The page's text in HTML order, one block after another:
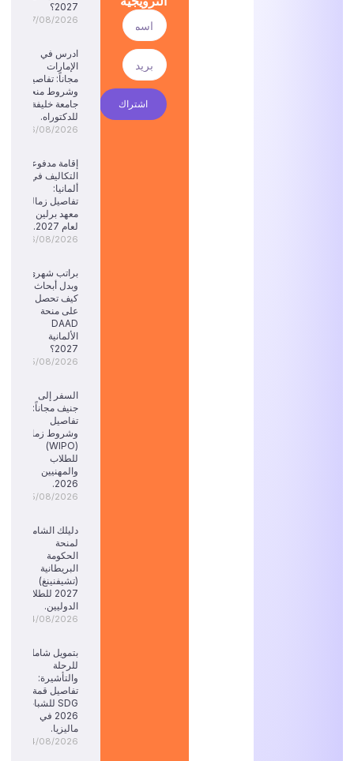
اشتراك
2027؟
07/08/2026
ادرس في
الإمارات
مجاناً: تفاصيل
وشروط منحة
جامعة خليفة
للدكتوراه.
06/08/2026
إقامة مدفوعة
التكاليف في
ألمانيا:
تفاصيل زمالة
معهد برلين
لعام 2027.
06/08/2026
براتب شهري
وبدل أبحاث:
كيف تحصل
على منحة
DAAD
الألمانية
2027؟
05/08/2026
السفر إلى
جنيف مجاناً:
تفاصيل
وشروط زمالة
(WIPO)
للطلاب
والمهنيين
2026.
05/08/2026
دليلك الشامل
لمنحة
الحكومة
البريطانية
(تشيفنينغ)
2027 للطلاب
الدوليين.
04/08/2026
بتمويل شامل
للرحلة
والتأشيرة:
تفاصيل قمة
SDG للشباب
2026 في
ماليزيا.
04/08/2026